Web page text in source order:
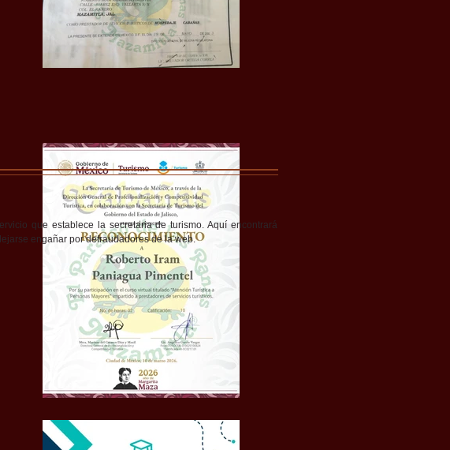
que establece la secretaria de turismo. Aquí encontrará
engañar por defraudadores de la web.